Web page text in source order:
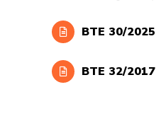
BTE 30/2025
BTE 32/2017